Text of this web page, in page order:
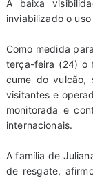
A baixa
inviabilizado o
Como medida
terça-feira (24) o
cume do vulcão,
visitantes e
monitorada e
internacionais.
A família de
de resgate,